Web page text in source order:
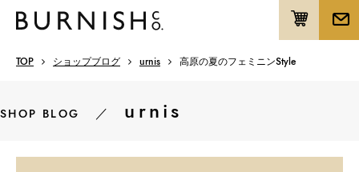
TOP ショップブログ urnis 高原の夏のフェミニンStyle
SHOP BLOG ／ urnis